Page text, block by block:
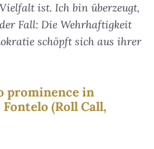
ist. Ich bin überzeugt,
Fall: Die Wehrhaftigkeit
schöpft sich aus ihrer
prominence in
Fontelo (Roll Call,